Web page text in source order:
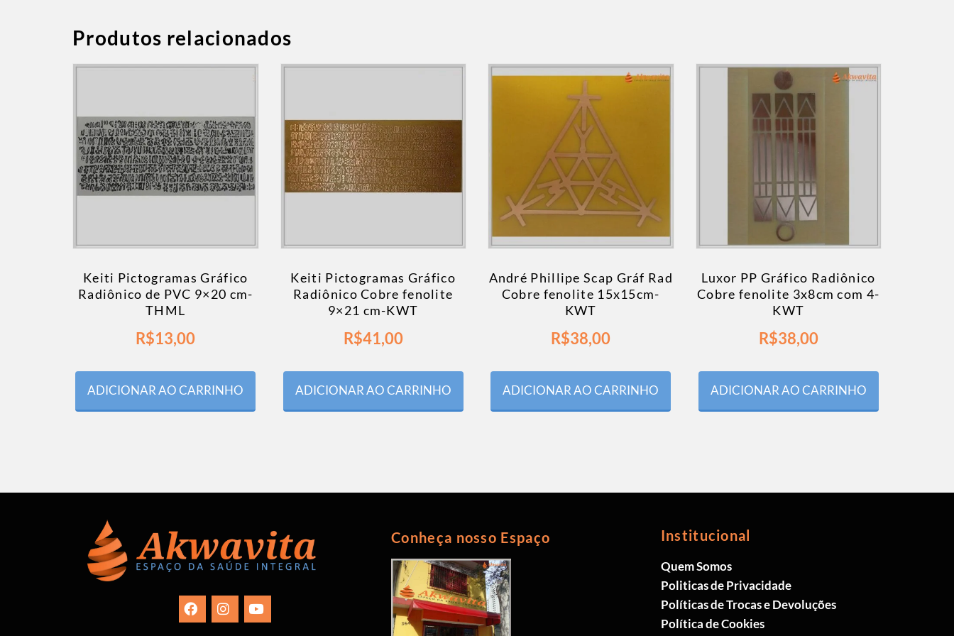
Produtos relacionados
Keiti Pictogramas Gráfico
Radiônico de PVC 9×20 cm-
THML
R$13,00
ADICIONAR AO CARRINHO
Keiti Pictogramas Gráfico
Radiônico Cobre fenolite
9×21 cm-KWT
R$41,00
ADICIONAR AO CARRINHO
André Phillipe Scap Gráf Rad
Cobre fenolite 15x15cm-
KWT
R$38,00
ADICIONAR AO CARRINHO
Luxor PP Gráfico Radiônico
Cobre fenolite 3x8cm com 4-
KWT
R$38,00
ADICIONAR AO CARRINHO
Conheça nosso Espaço Institucional
Quem Somos
Politicas de Privacidade
Políticas de Trocas e Devoluções
Política de Cookies